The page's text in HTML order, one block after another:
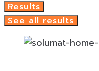
Results
See all results